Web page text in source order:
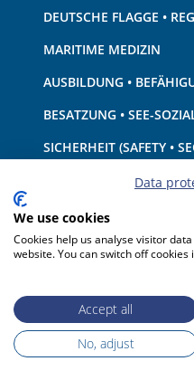
DEUTSCHE FLAGGE •
MARITIME MEDIZIN
AUSBILDUNG •
BESATZUNG • SEE-
SICHERHEIT (SAFETY •
SCHIFF • AUSRÜSTUNG
UMWELTSCHUTZ • KLIMA
HAFTUNG • FINANZEN
Data
We use cookies
Cookies help us analyse visitor
website. You can switch off cookies
Accept all
No, adjust